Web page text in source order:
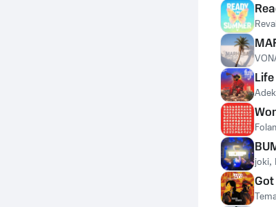
joki,